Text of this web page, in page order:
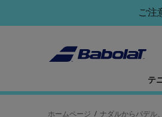
ご注
テ
ホームページ / ナダルからパデル